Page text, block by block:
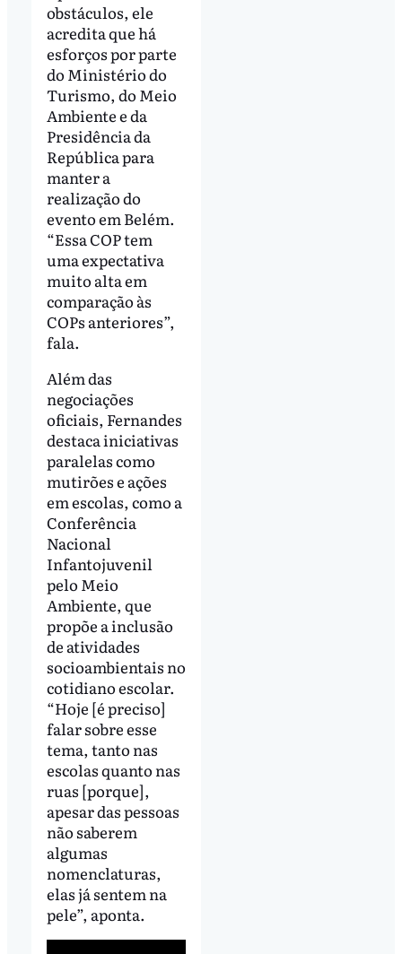
obstáculos, ele
acredita que há
esforços por parte
do Ministério do
Turismo, do Meio
Ambiente e da
Presidência da
República para
manter a
realização do
evento em Belém.
“Essa COP tem
uma expectativa
muito alta em
comparação às
COPs anteriores”,
fala.
Além das
negociações
oficiais, Fernandes
destaca iniciativas
paralelas como
mutirões e ações
em escolas, como a
Conferência
Nacional
Infantojuvenil
pelo Meio
Ambiente, que
propõe a inclusão
de atividades
socioambientais no
cotidiano escolar.
“Hoje [é preciso]
falar sobre esse
tema, tanto nas
escolas quanto nas
ruas [porque],
apesar das pessoas
não saberem
algumas
nomenclaturas,
elas já sentem na
pele”, aponta.